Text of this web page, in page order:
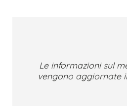
Le informazioni sul
vengono aggiornate